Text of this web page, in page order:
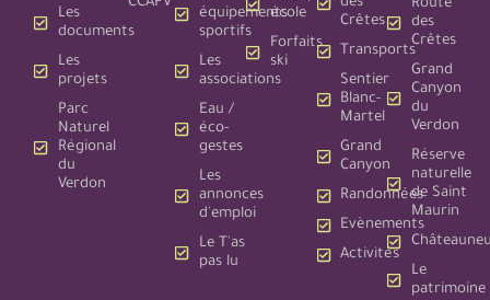
Les
documents
Les
projets
Parc
Naturel
Régional
du
Verdon
équipements
sportifs
Les
associations
Eau /
éco-
gestes
Les
annonces
d'emploi
Le T'as
pas lu
école
Forfaits
ski
Crêtes
Transports
Sentier
Blanc-
Martel
Grand
Canyon
Randonnées
Evènements
Activités
Route
des
Crêtes
Grand
Canyon
du
Verdon
Réserve
naturelle
de Saint
Maurin
Le
patrimoine